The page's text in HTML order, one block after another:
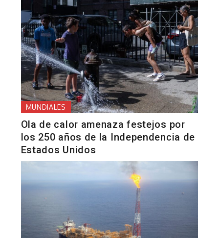
MUNDIALES
Ola de calor amenaza festejos por
los 250 años de la Independencia de
Estados Unidos